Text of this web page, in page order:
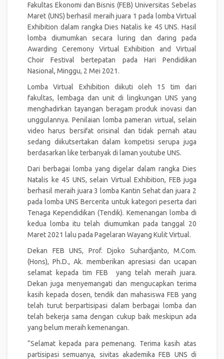
Fakultas Ekonomi dan Bisnis (FEB) Universitas Sebelas
Maret (UNS) berhasil meraih juara 1 pada lomba Virtual
Exhibition dalam rangka Dies Natalis ke 45 UNS. Hasil
lomba diumumkan secara luring dan daring pada
Awarding Ceremony Virtual Exhibition and Virtual
Choir Festival bertepatan pada Hari Pendidikan
Nasional, Minggu, 2 Mei 2021.
Lomba Virtual Exhibition diikuti oleh 15 tim dari
fakultas, lembaga dan unit di lingkungan UNS yang
menghadirkan tayangan beragam produk inovasi dan
unggulannya. Penilaian lomba pameran virtual, selain
video harus bersifat orisinal dan tidak pernah atau
sedang diikutsertakan dalam kompetisi serupa juga
berdasarkan like terbanyak di laman youtube UNS.
Dari berbagai lomba yang digelar dalam rangka Dies
Natalis ke 45 UNS, selain Virtual Exhibition, FEB juga
berhasil meraih juara 3 lomba Kantin Sehat dan juara 2
pada lomba UNS Bercerita untuk kategori peserta dari
Tenaga Kependidikan (Tendik). Kemenangan lomba di
kedua lomba itu telah diumumkan pada tanggal 20
Maret 2021 lalu pada Pagelaran Wayang Kulit Virtual.
Dekan FEB UNS, Prof. Djoko Suhardjanto, M.Com.
(Hons), Ph.D., Ak. memberikan apresiasi dan ucapan
selamat kepada tim FEB yang telah meraih juara.
Dekan juga menyemangati dan mengucapkan terima
kasih kepada dosen, tendik dan mahasiswa FEB yang
telah turut berpartisipasi dalam berbagai lomba dan
telah bekerja sama dengan cukup baik meskipun ada
yang belum meraih kemenangan.
“Selamat kepada para pemenang. Terima kasih atas
partisipasi semuanya, sivitas akademika FEB UNS di